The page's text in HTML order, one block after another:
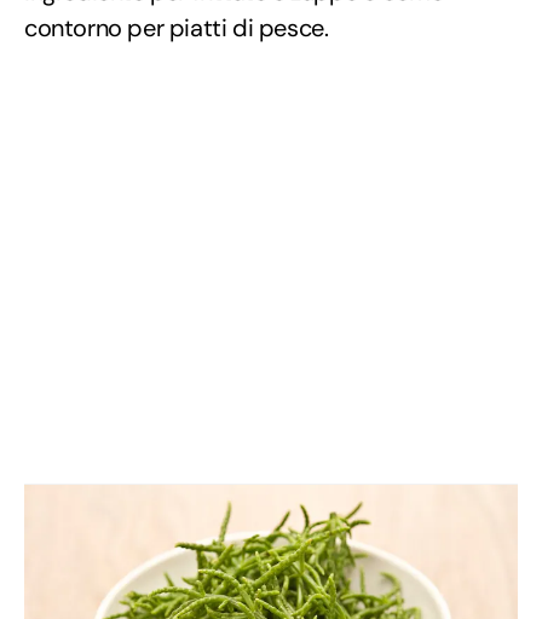
contorno per piatti di pesce.